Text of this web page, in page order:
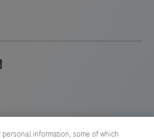
information, some of which